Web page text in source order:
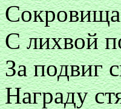
Сокровища
С лихвой
За подвиг
Награду